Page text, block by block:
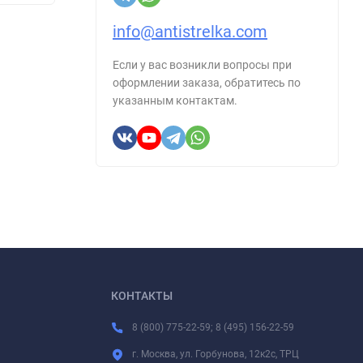
info@antistrelka.com
Если у вас возникли вопросы при
оформлении заказа, обратитесь по
указанным контактам.
КОНТАКТЫ
8 (800) 775-22-59; 8 (495) 156-22-59
г. Москва, ул. Горбунова, 12к2с, ТРЦ